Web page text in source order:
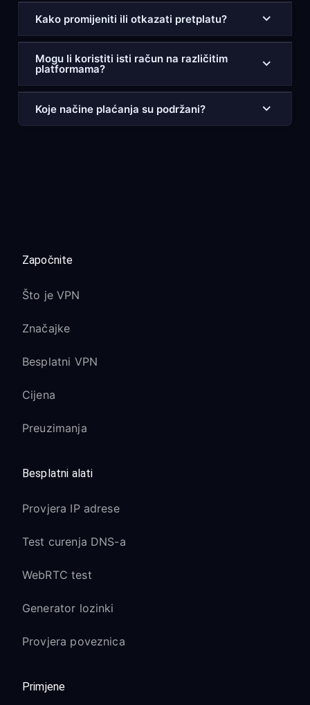
Kako promijeniti ili otkazati pretplatu?
Mogu li koristiti isti račun na različitim
platformama?
Koje načine plaćanja su podržani?
Započnite
Što je VPN
Značajke
Besplatni VPN
Cijena
Preuzimanja
Besplatni alati
Provjera IP adrese
Test curenja DNS-a
WebRTC test
Generator lozinki
Provjera poveznica
Primjene